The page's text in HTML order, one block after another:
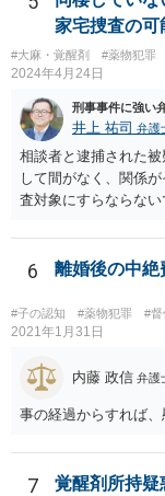
ください。
家宅捜査の可
#大麻・覚醒剤 #薬物犯罪
2024年4月24日
刑事事件に強い
井上 祐司 弁護
相談者と逮捕された
して間がなく、関係
査対象にすらならな
ものがある、という
が行われ、その結果
う流れになるでしょ
を疑われるやり取りが
あれば、心配は特に必
6 離婚後の中絶
#子の認知 #薬物犯罪 #督
2021年1月31日
内藤 政信 弁護
事の経過からすれば、
7
覚醒剤所持疑